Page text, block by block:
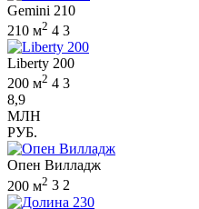
Gemini 210
210 м2 4 3
Liberty 200
200 м2 4 3
8,9
МЛН
РУБ.
Опен Вилладж
200 м2 3 2